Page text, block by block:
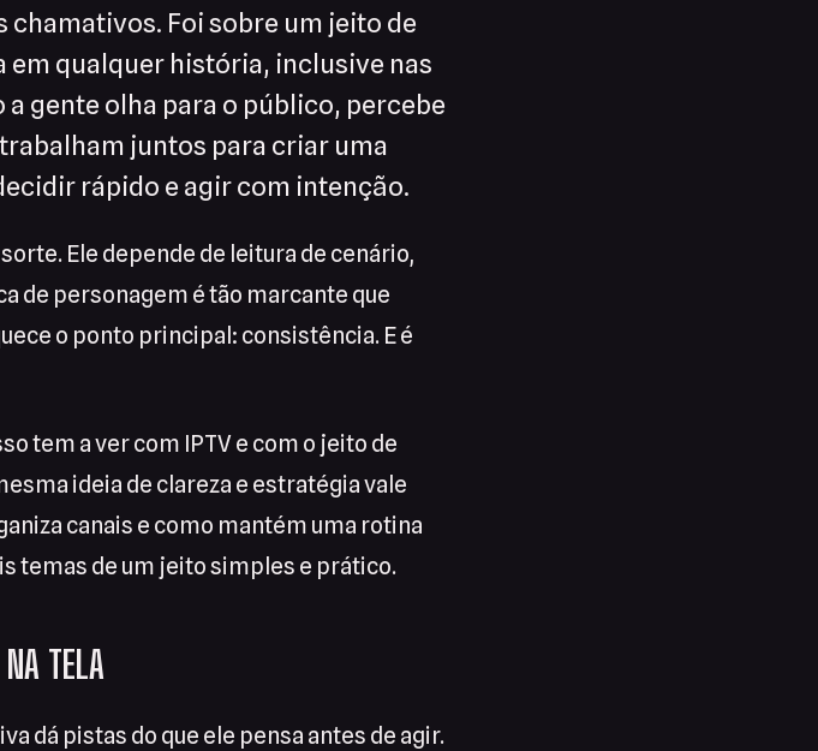
Foi sobre um jeito de
qualquer história, inclusive nas
gente olha para o público, percebe
juntos para criar uma
rápido e agir com intenção.
Ele depende de leitura de cenário,
de personagem é tão marcante que
o ponto principal: consistência. E é
tem a ver com IPTV e com o jeito de
ideia de clareza e estratégia vale
canais e como mantém uma rotina
temas de um jeito simples e prático.
TELA
dá pistas do que ele pensa antes de agir.